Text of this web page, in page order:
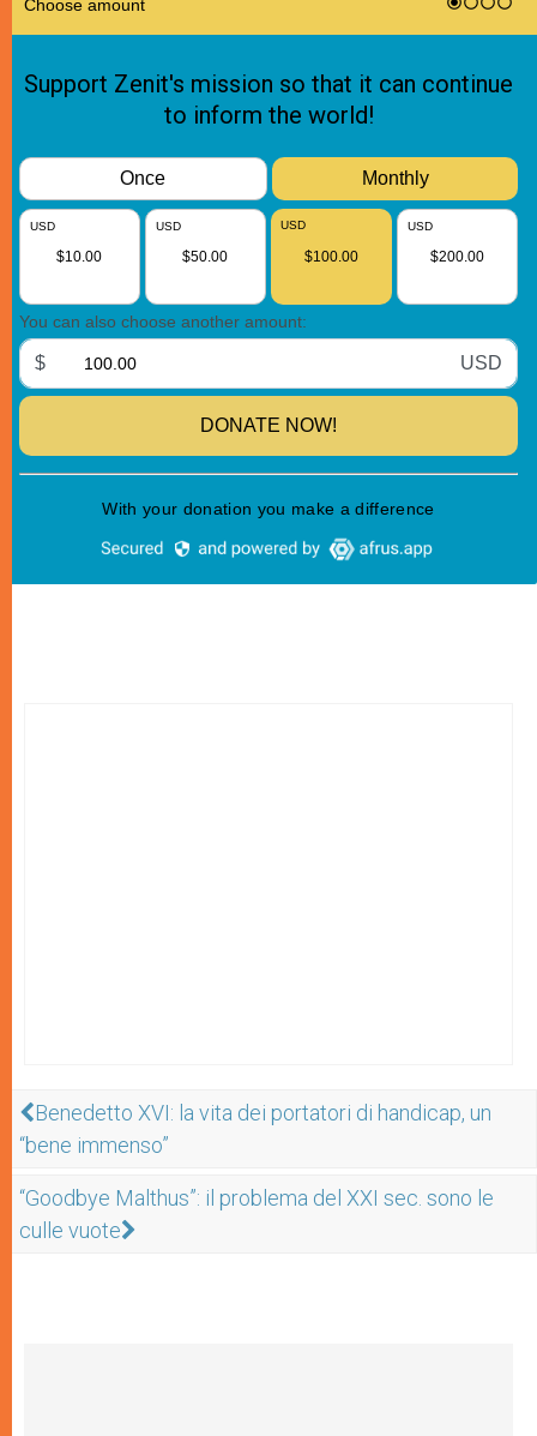
Benedetto XVI: la vita dei portatori di handicap, un
“bene immenso”
“Goodbye Malthus”: il problema del XXI sec. sono le
culle vuote